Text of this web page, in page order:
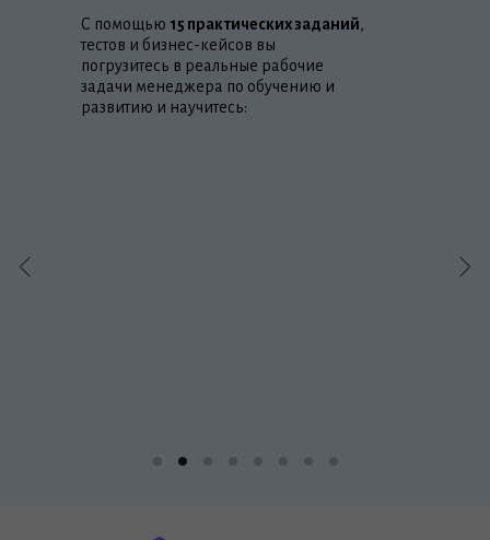
С помощью 15 практических заданий,
тестов и бизнес-кейсов вы
погрузитесь в реальные рабочие
задачи менеджера по обучению и
развитию и научитесь: